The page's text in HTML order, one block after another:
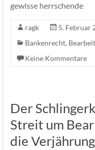
gewisse herrschende
ragk
5. Februar
Bankenrecht,
Keine Kommentare
Der
Streit um
die